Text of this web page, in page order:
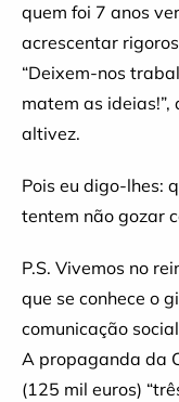
quem foi 7 anos
acrescentar
“Deixem-nos
matem as
altivez.
Pois eu digo-lhes:
tentem não gozar
P.S. Vivemos no
que se conhece o
comunicação
A propaganda da
(125 mil euros)